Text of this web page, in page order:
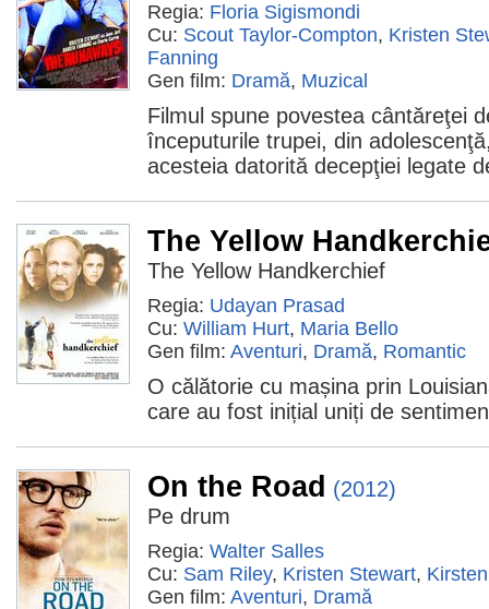
Regia: Floria Sigismondi
Cu: Scout Taylor-Compton, Kristen
Fanning
Gen film: Dramă, Muzical
Filmul spune povestea cântăreţei
începuturile trupei, din
acesteia datorită decepţiei legate
The Yellow
The Yellow Handkerchief
Regia: Udayan Prasad
Cu: William Hurt, Maria Bello
Gen film: Aventuri, Dramă, Romantic
O călătorie cu mașina prin
care au fost inițial uniți de
On the Road (2012)
Pe drum
Regia: Walter Salles
Cu: Sam Riley, Kristen Stewart,
Gen film: Aventuri, Dramă